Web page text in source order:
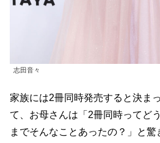
志田音々
家族には2冊同時発売すると決ま
て、お母さんは「2冊同時ってど
までそんなことあったの？」と